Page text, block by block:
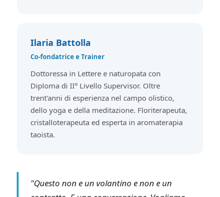
Ilaria Battolla
Co-fondatrice e Trainer
Dottoressa in Lettere e naturopata con
Diploma di II° Livello Supervisor. Oltre
trent'anni di esperienza nel campo olistico,
dello yoga e della meditazione. Floriterapeuta,
cristalloterapeuta ed esperta in aromaterapia
taoista.
"Questo non e un volantino e non e un